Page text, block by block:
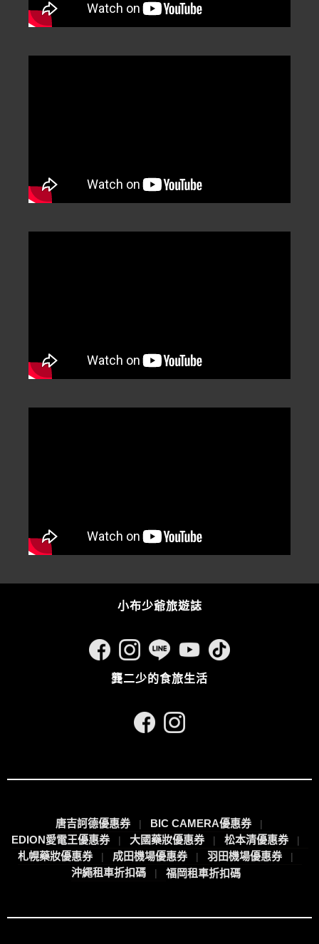
小布少爺旅遊誌
龔二少的食旅生活
唐吉訶德優惠券
BIC CAMERA優惠券
EDION愛電王優惠券
大國藥妝優惠券
松本清優惠券
札幌藥妝優惠券
成田機場優惠券
羽田機場優惠券
沖繩租車折扣碼
福岡租車折扣碼